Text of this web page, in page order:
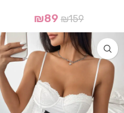
₪159
₪89